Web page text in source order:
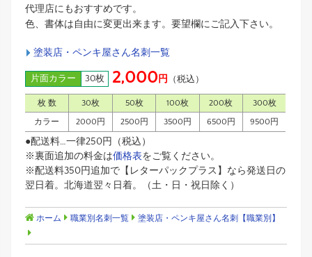
代理店にもおすすめです。
色、書体は自由に変更出来ます。要望欄にご記入下さい。
塗装店・ペンキ屋さん名刺一覧
片面カラー 30枚 2,000円 （税込）
枚 数 30枚 50枚 100枚 200枚 300枚
カラー 2000円 2500円 3500円 6500円 9500円
●配送料…一律250円（税込）
※裏面追加の料金は価格表をご覧ください。
※配送料350円追加で【レターパックプラス】なら発送日の
翌日着。北海道翌々日着。（土・日・祝日除く）
ホーム 職業別名刺一覧 塗装店・ペンキ屋さん名刺【職業別】